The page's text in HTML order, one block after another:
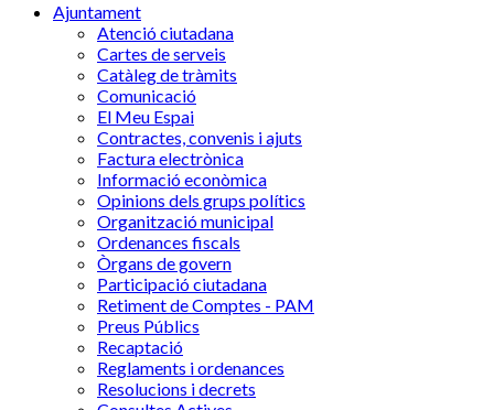
Ajuntament
Atenció ciutadana
Cartes de serveis
Catàleg de tràmits
Comunicació
El Meu Espai
Contractes, convenis i ajuts
Factura electrònica
Informació econòmica
Opinions dels grups polítics
Organització municipal
Ordenances fiscals
Òrgans de govern
Participació ciutadana
Retiment de Comptes - PAM
Preus Públics
Recaptació
Reglaments i ordenances
Resolucions i decrets